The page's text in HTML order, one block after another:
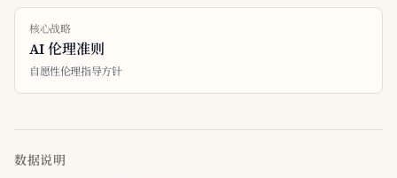
核心战略
AI 伦理准则
自愿性伦理指导方针
数据说明